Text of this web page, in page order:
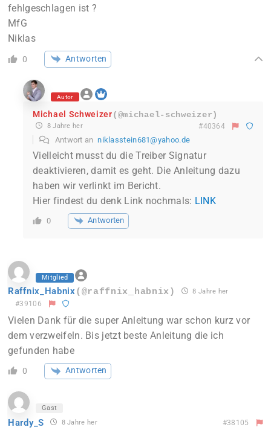
fehlgeschlagen ist ?
MfG
Niklas
0 Antworten
Autor
Michael Schweizer(@michael-schweizer)
8 Jahre her #40364
Antwort an niklasstein681@yahoo.de
Vielleicht musst du die Treiber Signatur
deaktivieren, damit es geht. Die Anleitung dazu
haben wir verlinkt im Bericht.
Hier findest du denk Link nochmals: LINK
0 Antworten
Mitglied
Raffnix_Habnix(@raffnix_habnix) 8 Jahre her
#39106
Vielen Dank für die super Anleitung war schon kurz vor
dem verzweifeln. Bis jetzt beste Anleitung die ich
gefunden habe
0 Antworten
Gast
Hardy_S 8 Jahre her #38105